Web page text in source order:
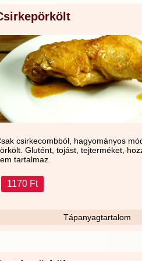
csirkecombból, hagyományos
Glutént, tojást, tejterméket,
tartalmaz.
1170 Ft
Tápanyagtartalom